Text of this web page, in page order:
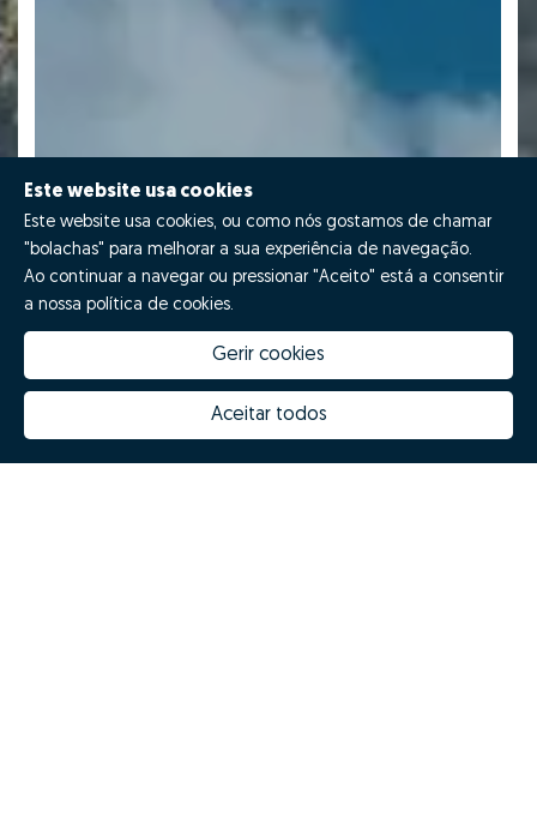
Este website usa cookies
Este website usa cookies, ou como nós gostamos de chamar
"bolachas" para melhorar a sua experiência de navegação.
Ao continuar a navegar ou pressionar "Aceito" está a consentir
a nossa política de cookies.
Gerir cookies
Aceitar todos